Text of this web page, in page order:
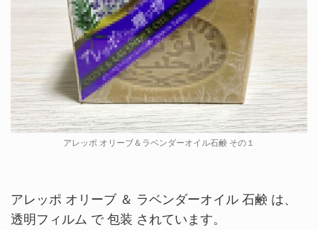
アレッポ オリーブ＆ラベンダーオイル石鹸 その１
アレッポ オリーブ ＆ ラベンダーオイル 石鹸 は、
透明フィルム で 包装 されています。